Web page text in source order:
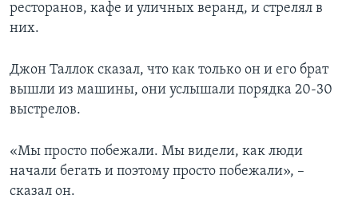
ресторанов, кафе и уличных веранд, и стрелял в
них.
Джон Таллок сказал, что как только он и его брат
вышли из машины, они услышали порядка 20-30
выстрелов.
«Мы просто побежали. Мы видели, как люди
начали бегать и поэтому просто побежали», –
сказал он.